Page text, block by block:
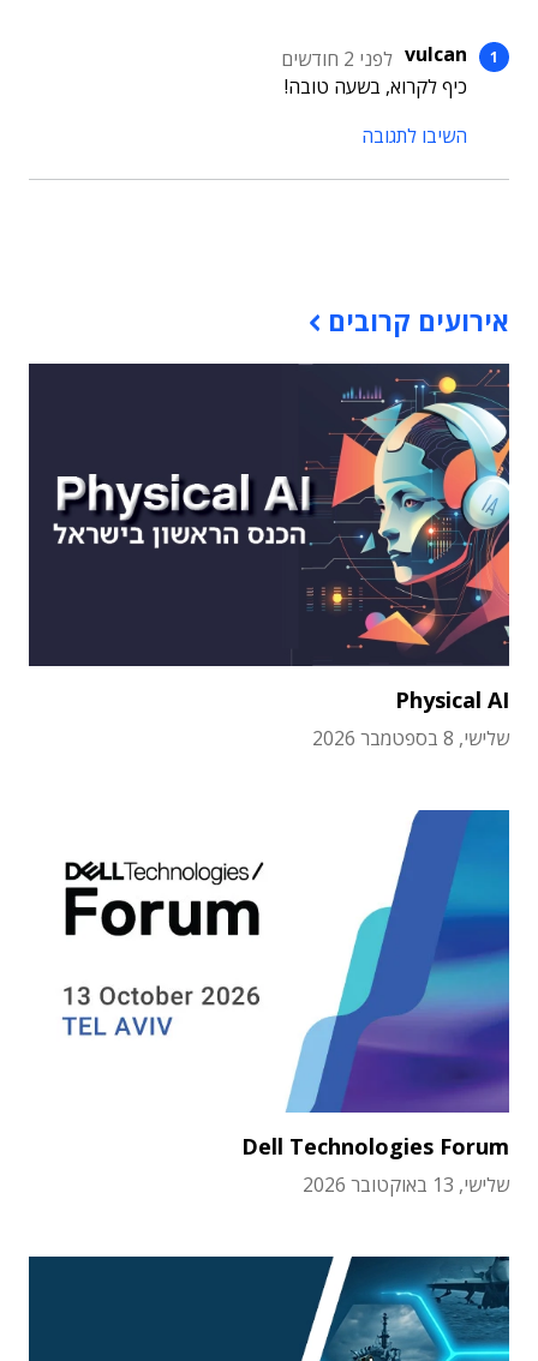
vulcan לפני 2 חודשים
כיף לקרוא, בשעה טובה!
השיבו לתגובה
אירועים קרובים
Physical AI
שלישי, 8 בספטמבר 2026
Dell Technologies Forum
שלישי, 13 באוקטובר 2026